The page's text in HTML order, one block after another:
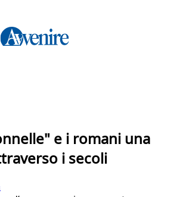
e i romani una
i secoli